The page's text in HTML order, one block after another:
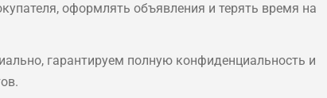
оформлять объявления и терять время на
гарантируем полную конфиденциальность и